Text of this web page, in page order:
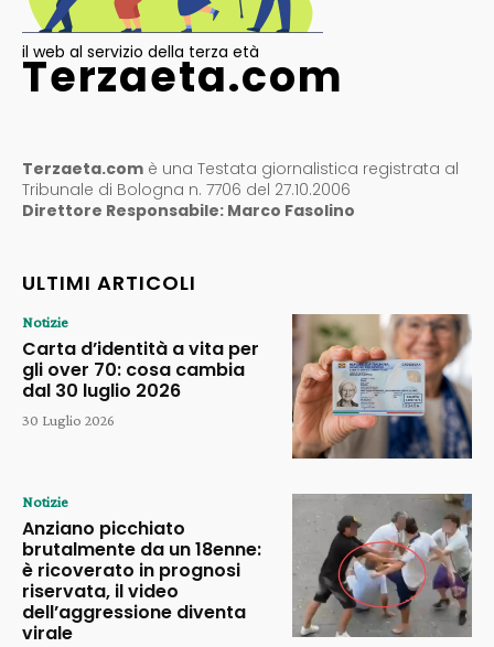
il web al servizio della terza età
Terzaeta.com
Terzaeta.com è una Testata giornalistica registrata al
Tribunale di Bologna n. 7706 del 27.10.2006
Direttore Responsabile: Marco Fasolino
ULTIMI ARTICOLI
Notizie
Carta d’identità a vita per
gli over 70: cosa cambia
dal 30 luglio 2026
30 Luglio 2026
Notizie
Anziano picchiato
brutalmente da un 18enne:
è ricoverato in prognosi
riservata, il video
dell’aggressione diventa
virale